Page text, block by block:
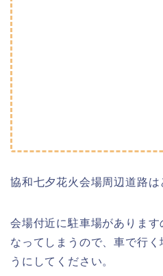
協和七夕花火会場周辺道路は
会場付近に駐車場がありま
なってしまうので、車で行
うにしてください。